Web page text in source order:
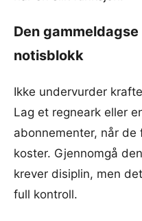
Den
notisblokk
Ikke undervurder
Lag et regneark eller
abonnementer, når de
koster. Gjennomgå
krever disiplin, men
full kontroll.